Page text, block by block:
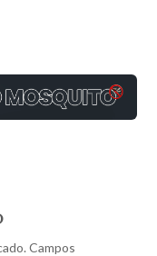
Campos